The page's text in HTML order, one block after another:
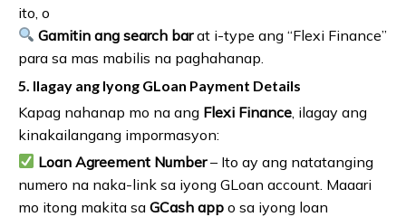
ito, o
Gamitin ang search barat i-type ang “Flexi Finance”
para sa mas mabilis na paghahanap.
5. Ilagay ang Iyong GLoan Payment Details
Kapag nahanap mo na ang Flexi Finance , ilagay ang
kinakailangang impormasyon:
Loan Agreement Number– Ito ay ang natatanging
numero na naka-link sa iyong GLoan account. Maaari
mo itong makita sa GCash app o sa iyong loan